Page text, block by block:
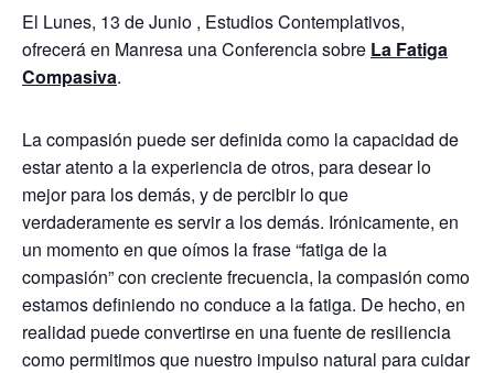
El Lunes, 13 de Junio , Estudios Contemplativos,
ofrecerá en Manresa una Conferencia sobre La Fatiga
Compasiva.
La compasión puede ser definida como la capacidad de
estar atento a la experiencia de otros, para desear lo
mejor para los demás, y de percibir lo que
verdaderamente es servir a los demás. Irónicamente, en
un momento en que oímos la frase “fatiga de la
compasión” con creciente frecuencia, la compasión como
estamos definiendo no conduce a la fatiga. De hecho, en
realidad puede convertirse en una fuente de resiliencia
como permitimos que nuestro impulso natural para cuidar